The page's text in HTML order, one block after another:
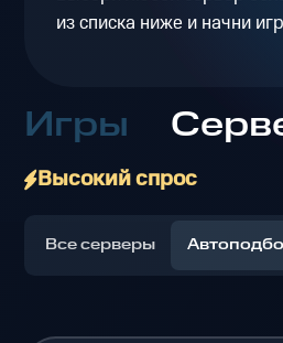
из списка ниже и начни
Игры
Высокий спрос
Все серверы